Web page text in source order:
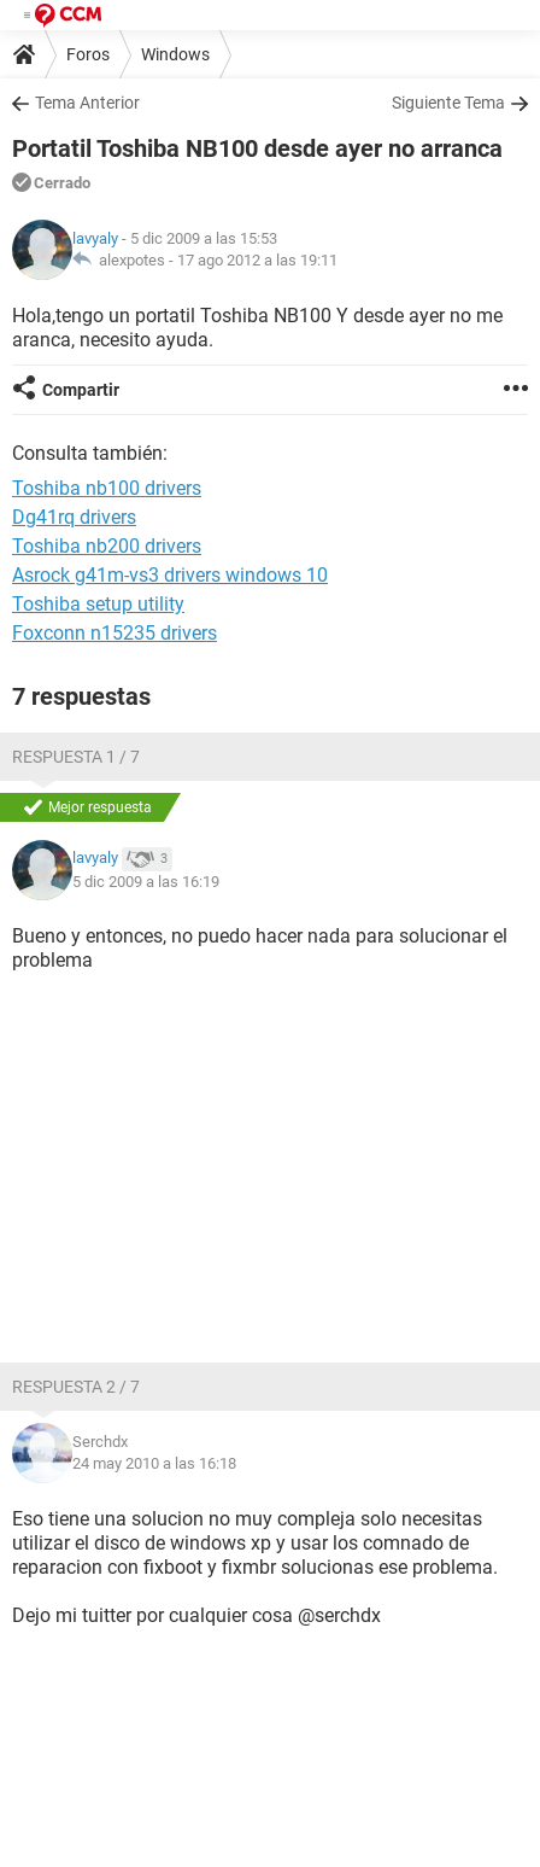
Foros Windows
Tema Anterior Siguiente Tema
Portatil Toshiba NB100 desde ayer no arranca
Cerrado
lavyaly - 5 dic 2009 a las 15:53
alexpotes - 17 ago 2012 a las 19:11
Hola,tengo un portatil Toshiba NB100 Y desde ayer no me
aranca, necesito ayuda.
Compartir
Consulta también:
Toshiba nb100 drivers
Dg41rq drivers
Toshiba nb200 drivers
Asrock g41m-vs3 drivers windows 10
Toshiba setup utility
Foxconn n15235 drivers
7 respuestas
RESPUESTA 1 / 7
Mejor respuesta
lavyaly 3
5 dic 2009 a las 16:19
Bueno y entonces, no puedo hacer nada para solucionar el
problema
RESPUESTA 2 / 7
Serchdx
24 may 2010 a las 16:18
Eso tiene una solucion no muy compleja solo necesitas
utilizar el disco de windows xp y usar los comnado de
reparacion con fixboot y fixmbr solucionas ese problema.
Dejo mi tuitter por cualquier cosa @serchdx